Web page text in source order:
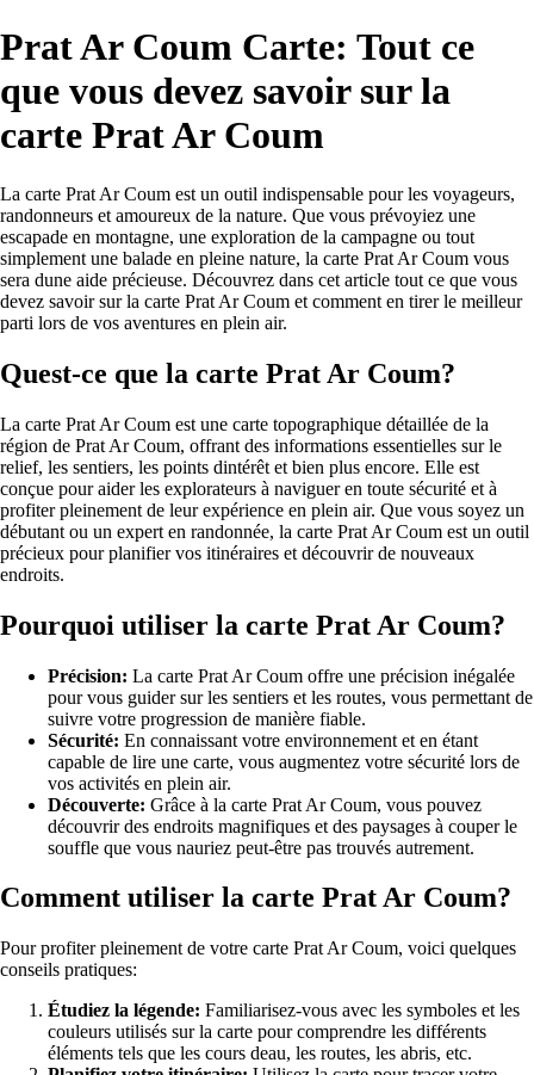
Prat Ar Coum Carte: Tout ce
que vous devez savoir sur la
carte Prat Ar Coum
La carte Prat Ar Coum est un outil indispensable pour les voyageurs,
randonneurs et amoureux de la nature. Que vous prévoyiez une
escapade en montagne, une exploration de la campagne ou tout
simplement une balade en pleine nature, la carte Prat Ar Coum vous
sera dune aide précieuse. Découvrez dans cet article tout ce que vous
devez savoir sur la carte Prat Ar Coum et comment en tirer le meilleur
parti lors de vos aventures en plein air.
Quest-ce que la carte Prat Ar Coum?
La carte Prat Ar Coum est une carte topographique détaillée de la
région de Prat Ar Coum, offrant des informations essentielles sur le
relief, les sentiers, les points dintérêt et bien plus encore. Elle est
conçue pour aider les explorateurs à naviguer en toute sécurité et à
profiter pleinement de leur expérience en plein air. Que vous soyez un
débutant ou un expert en randonnée, la carte Prat Ar Coum est un outil
précieux pour planifier vos itinéraires et découvrir de nouveaux
endroits.
Pourquoi utiliser la carte Prat Ar Coum?
Précision: La carte Prat Ar Coum offre une précision inégalée
pour vous guider sur les sentiers et les routes, vous permettant de
suivre votre progression de manière fiable.
Sécurité: En connaissant votre environnement et en étant
capable de lire une carte, vous augmentez votre sécurité lors de
vos activités en plein air.
Découverte: Grâce à la carte Prat Ar Coum, vous pouvez
découvrir des endroits magnifiques et des paysages à couper le
souffle que vous nauriez peut-être pas trouvés autrement.
Comment utiliser la carte Prat Ar Coum?
Pour profiter pleinement de votre carte Prat Ar Coum, voici quelques
conseils pratiques:
Étudiez la légende: Familiarisez-vous avec les symboles et les
couleurs utilisés sur la carte pour comprendre les différents
éléments tels que les cours deau, les routes, les abris, etc.